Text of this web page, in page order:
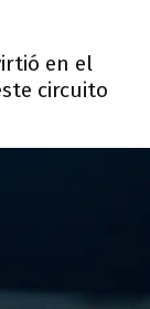
en el
circuito